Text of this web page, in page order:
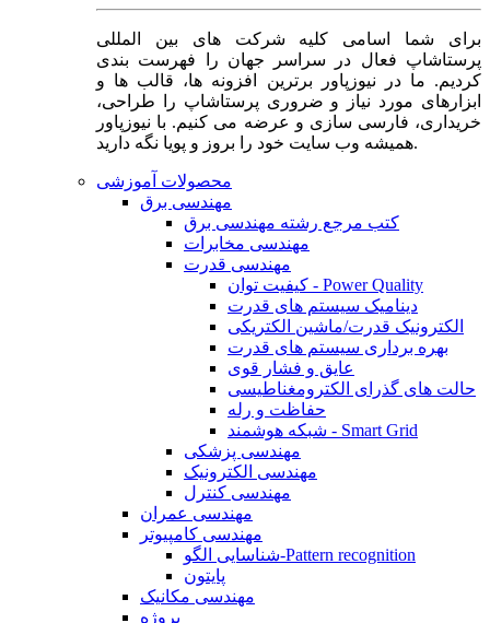
برای شما اسامی کلیه شرکت های بین المللی
پرستاشاپ فعال در سراسر جهان را فهرست بندی
کردیم. ما در نیوزپاور برترین افزونه ها، قالب ها و
ابزارهای مورد نیاز و ضروری پرستاشاپ را طراحی،
خریداری، فارسی سازی و عرضه می کنیم. با نیوزپاور
همیشه وب سایت خود را بروز و پویا نگه دارید.
محصولات آموزشی
مهندسی برق
کتب مرجع رشته مهندسی برق
مهندسی مخابرات
مهندسی قدرت
کیفیت توان - Power Quality
دینامیک سیستم های قدرت
الکترونیک قدرت/ماشین الکتریکی
بهره برداری سیستم های قدرت
عایق و فشار قوی
حالت های گذرای الکترومغناطیسی
حفاظت و رله
شبکه هوشمند - Smart Grid
مهندسی پزشکی
مهندسی الکترونیک
مهندسی کنترل
مهندسی عمران
مهندسی کامپیوتر
شناسایی الگو-Pattern recognition
پایتون
مهندسی مکانیک
پروژه